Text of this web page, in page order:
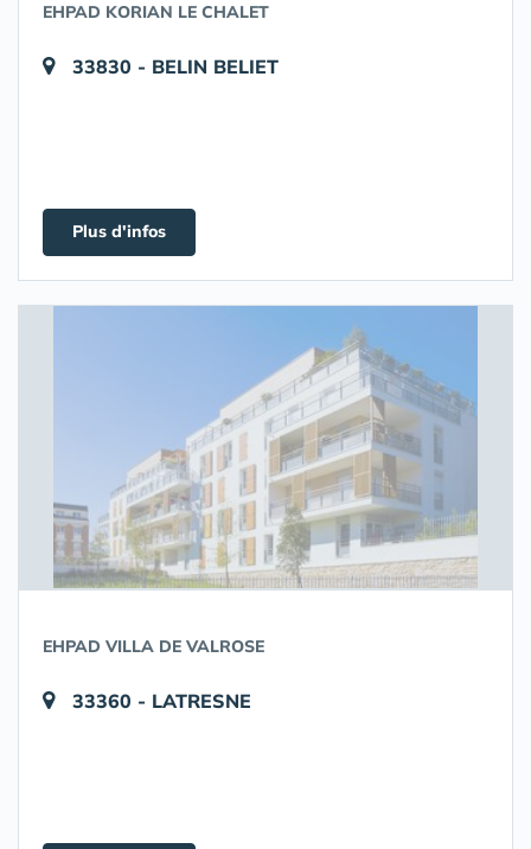
EHPAD KORIAN LE CHALET
33830 - BELIN BELIET
Plus d'infos
EHPAD VILLA DE VALROSE
33360 - LATRESNE